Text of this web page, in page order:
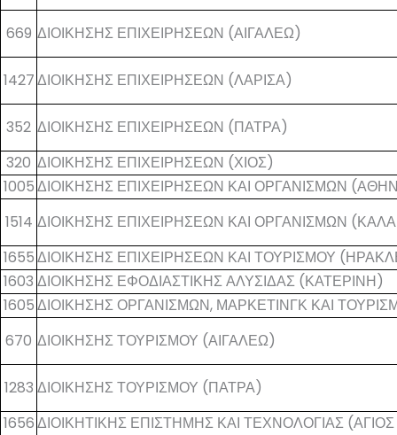
669 ΔΙΟΙΚΗΣΗΣ ΕΠΙΧΕΙΡΗΣΕΩΝ (ΑΙΓΑΛΕΩ)
1427ΔΙΟΙΚΗΣΗΣ ΕΠΙΧΕΙΡΗΣΕΩΝ (ΛΑΡΙΣΑ)
352 ΔΙΟΙΚΗΣΗΣ ΕΠΙΧΕΙΡΗΣΕΩΝ (ΠΑΤΡΑ)
320 ΔΙΟΙΚΗΣΗΣ ΕΠΙΧΕΙΡΗΣΕΩΝ (ΧΙΟΣ)
1005ΔΙΟΙΚΗΣΗΣ ΕΠΙΧΕΙΡΗΣΕΩΝ ΚΑΙ ΟΡΓΑΝΙΣΜΩΝ
1514 ΔΙΟΙΚΗΣΗΣ ΕΠΙΧΕΙΡΗΣΕΩΝ ΚΑΙ ΟΡΓΑΝΙΣΜΩΝ
1655ΔΙΟΙΚΗΣΗΣ ΕΠΙΧΕΙΡΗΣΕΩΝ ΚΑΙ ΤΟΥΡΙΣΜΟΥ
1603 ΔΙΟΙΚΗΣΗΣ ΕΦΟΔΙΑΣΤΙΚΗΣ ΑΛΥΣΙΔΑΣ (ΚΑΤΕΡΙΝΗ)
1605ΔΙΟΙΚΗΣΗΣ ΟΡΓΑΝΙΣΜΩΝ, ΜΑΡΚΕΤΙΝΓΚ ΚΑΙ
670 ΔΙΟΙΚΗΣΗΣ ΤΟΥΡΙΣΜΟΥ (ΑΙΓΑΛΕΩ)
1283 ΔΙΟΙΚΗΣΗΣ ΤΟΥΡΙΣΜΟΥ (ΠΑΤΡΑ)
1656ΔΙΟΙΚΗΤΙΚΗΣ ΕΠΙΣΤΗΜΗΣ ΚΑΙ ΤΕΧΝΟΛΟΓΙΑΣ